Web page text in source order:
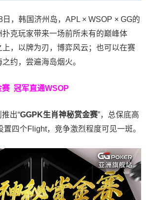
，韩国济州岛，APL × WSOP × GG的
克玩家带来一场前所未有的巅峰体
，以牌为刃，博弈风云；也可以在赛
约，尝遍海岛烟火。
赛 冠军直通WSOP
出“GGPK生肖神秘赏金赛”，总保底高
置四个Flight，竞争激烈程度可见一斑。